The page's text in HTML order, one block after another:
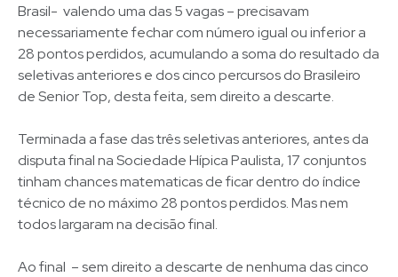
Brasil- valendo uma das 5 vagas – precisavam
necessariamente fechar com número igual ou inferior a
28 pontos perdidos, acumulando a soma do resultado da
seletivas anteriores e dos cinco percursos do Brasileiro
de Senior Top, desta feita, sem direito a descarte.
Terminada a fase das três seletivas anteriores, antes da
disputa final na Sociedade Hípica Paulista, 17 conjuntos
tinham chances matematicas de ficar dentro do índice
técnico de no máximo 28 pontos perdidos. Mas nem
todos largaram na decisão final.
Ao final – sem direito a descarte de nenhuma das cinco